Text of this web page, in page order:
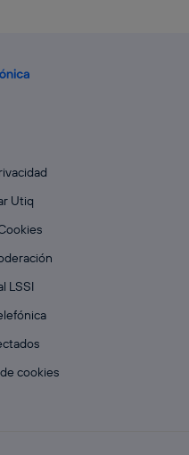
Utiq
LSSI
cookies